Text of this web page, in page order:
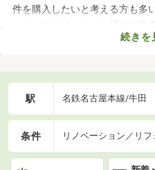
件を購入したいと考える方も多
ーム・リノベーション済みの物
なっていることがポイント。住
済みの中古マンションを紹介し
続きを
駅 名鉄名古屋本線/牛田
条件 リノベーション／リフ